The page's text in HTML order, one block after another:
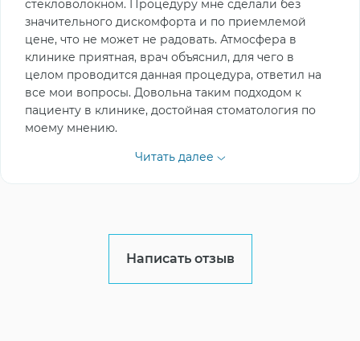
стекловолокном. Процедуру мне сделали без
значительного дискомфорта и по приемлемой
цене, что не может не радовать. Атмосфера в
клинике приятная, врач объяснил, для чего в
целом проводится данная процедура, ответил на
все мои вопросы. Довольна таким подходом к
пациенту в клинике, достойная стоматология по
моему мнению.
Читать далее
Написать отзыв